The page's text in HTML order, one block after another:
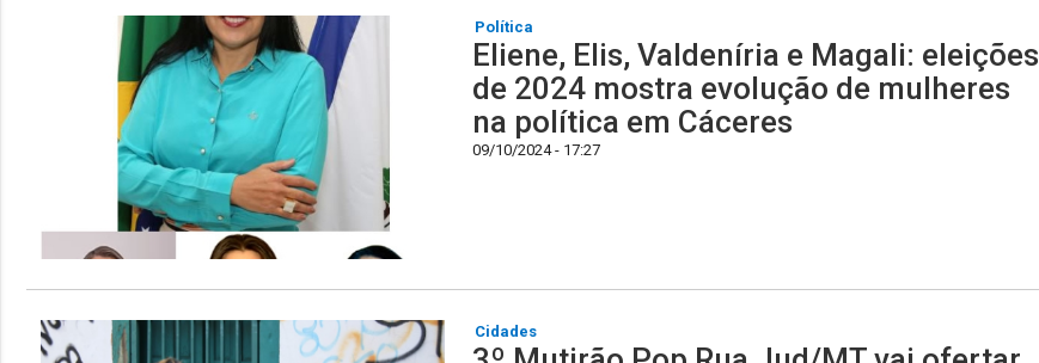
Política
Eliene, Elis, Valdeníria e Magali: eleições
de 2024 mostra evolução de mulheres
na política em Cáceres
09/10/2024 - 17:27
Cidades